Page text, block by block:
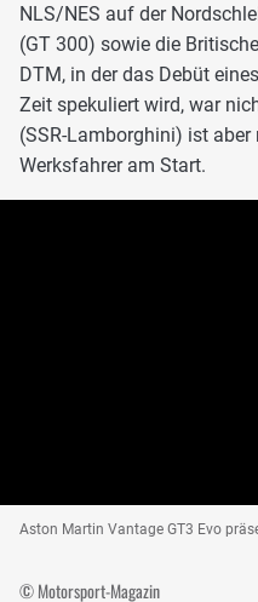
NLS/NES auf der
(GT 300) sowie die
DTM, in der das Debüt
Zeit spekuliert wird, war
(SSR-Lamborghini) ist
Werksfahrer am Start.
Aston Martin Vantage GT3 Evo
© Motorsport-Magazin